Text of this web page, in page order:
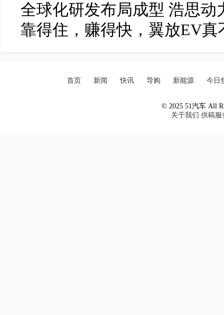
全球化研发布局成型 浩思
靠得住，赚得快，翼放EV真
首页 新闻 快讯 导购 新能源 今日
© 2025 51汽车 All
关于我们 供稿服